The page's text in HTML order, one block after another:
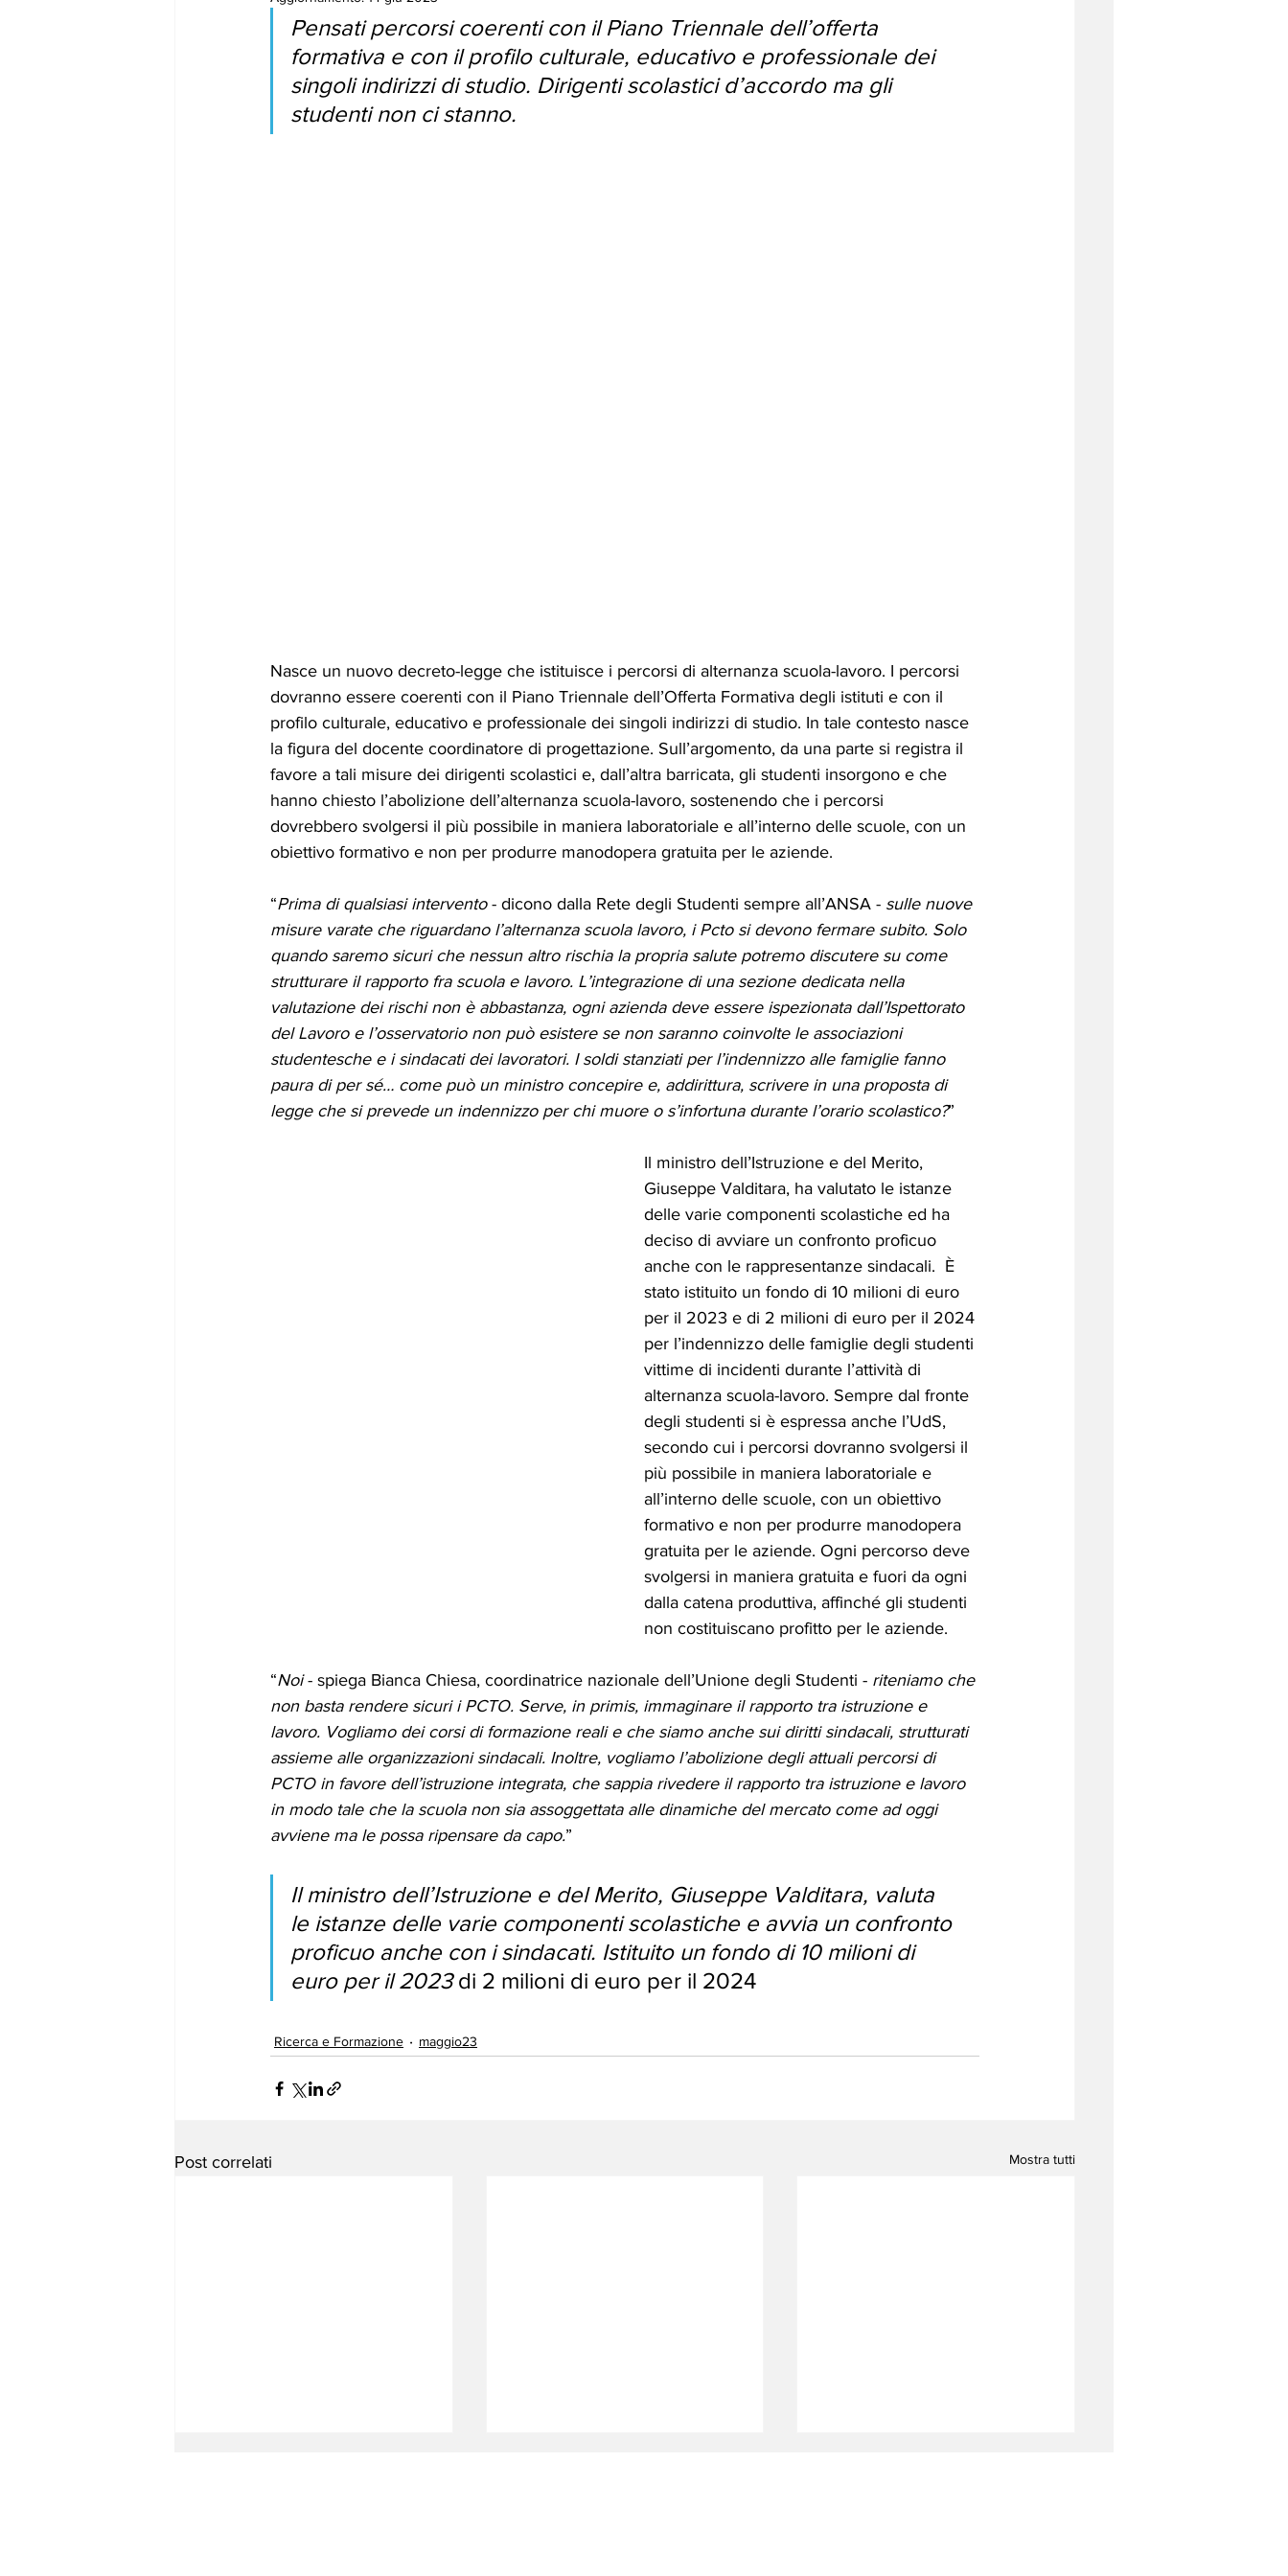
febbraio24 marzo24 aprile24 maggio24
Pensati percorsi coerenti con il Piano Triennale dell’offerta
formativa e con il profilo culturale, educativo e professionale dei
singoli indirizzi di studio. Dirigenti scolastici d’accordo ma gli
studenti non ci stanno.
Nasce un nuovo decreto-legge che istituisce i percorsi di alternanza scuola-lavoro. I percorsi
dovranno essere coerenti con il Piano Triennale dell’Offerta Formativa degli istituti e con il
profilo culturale, educativo e professionale dei singoli indirizzi di studio. In tale contesto nasce
la figura del docente coordinatore di progettazione. Sull’argomento, da una parte si registra il
favore a tali misure dei dirigenti scolastici e, dall’altra barricata, gli studenti insorgono e che
hanno chiesto l’abolizione dell’alternanza scuola-lavoro, sostenendo che i percorsi
dovrebbero svolgersi il più possibile in maniera laboratoriale e all’interno delle scuole, con un
obiettivo formativo e non per produrre manodopera gratuita per le aziende.
“Prima di qualsiasi intervento - dicono dalla Rete degli Studenti sempre all’ANSA - sulle nuove
misure varate che riguardano l’alternanza scuola lavoro, i Pcto si devono fermare subito. Solo
quando saremo sicuri che nessun altro rischia la propria salute potremo discutere su come
strutturare il rapporto fra scuola e lavoro. L’integrazione di una sezione dedicata nella
valutazione dei rischi non è abbastanza, ogni azienda deve essere ispezionata dall’Ispettorato
del Lavoro e l’osservatorio non può esistere se non saranno coinvolte le associazioni
studentesche e i sindacati dei lavoratori. I soldi stanziati per l’indennizzo alle famiglie fanno
paura di per sé… come può un ministro concepire e, addirittura, scrivere in una proposta di
legge che si prevede un indennizzo per chi muore o s’infortuna durante l’orario scolastico?”
Il ministro dell’Istruzione e del Merito,
Giuseppe Valditara, ha valutato le istanze
delle varie componenti scolastiche ed ha
deciso di avviare un confronto proficuo
anche con le rappresentanze sindacali.  È
stato istituito un fondo di 10 milioni di euro
per il 2023 e di 2 milioni di euro per il 2024
per l’indennizzo delle famiglie degli studenti
vittime di incidenti durante l’attività di
alternanza scuola-lavoro. Sempre dal fronte
degli studenti si è espressa anche l’UdS,
secondo cui i percorsi dovranno svolgersi il
più possibile in maniera laboratoriale e
all’interno delle scuole, con un obiettivo
formativo e non per produrre manodopera
gratuita per le aziende. Ogni percorso deve
svolgersi in maniera gratuita e fuori da ogni
dalla catena produttiva, affinché gli studenti
non costituiscano profitto per le aziende.
“Noi - spiega Bianca Chiesa, coordinatrice nazionale dell’Unione degli Studenti - riteniamo che
non basta rendere sicuri i PCTO. Serve, in primis, immaginare il rapporto tra istruzione e
lavoro. Vogliamo dei corsi di formazione reali e che siamo anche sui diritti sindacali, strutturati
assieme alle organizzazioni sindacali. Inoltre, vogliamo l’abolizione degli attuali percorsi di
PCTO in favore dell’istruzione integrata, che sappia rivedere il rapporto tra istruzione e lavoro
in modo tale che la scuola non sia assoggettata alle dinamiche del mercato come ad oggi
avviene ma le possa ripensare da capo.”
Il ministro dell’Istruzione e del Merito, Giuseppe Valditara, valuta
le istanze delle varie componenti scolastiche e avvia un confronto
proficuo anche con i sindacati. Istituito un fondo di 10 milioni di
euro per il 2023 di 2 milioni di euro per il 2024
Ricerca e Formazione maggio23
Post correlati Mostra tutti